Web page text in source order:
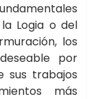
Logia o del
los
por
sus trabajos
más